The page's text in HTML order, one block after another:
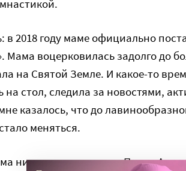
в 2018 году маме официально
Мама воцерковилась задолго до
на Святой Земле. И какое-то
на стол, следила за новостями,
казалось, что до
меняться.
никак не готовится к Пасхе. А